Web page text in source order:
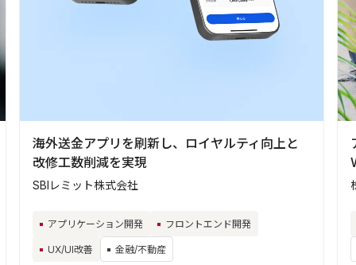
海外送金アプリを刷新し、ロイヤルティ向上と
改修工数削減を実現
SBIレミット株式会社
アプリケーション開発 フロントエンド開発
UX/UI改善 金融/不動産